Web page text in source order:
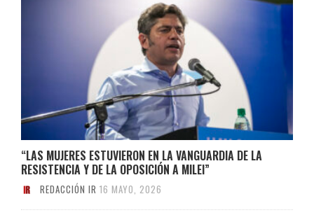
“LAS MUJERES ESTUVIERON EN LA VANGUARDIA DE LA
RESISTENCIA Y DE LA OPOSICIÓN A MILEI”
REDACCIÓN IR 16 MAYO, 2026